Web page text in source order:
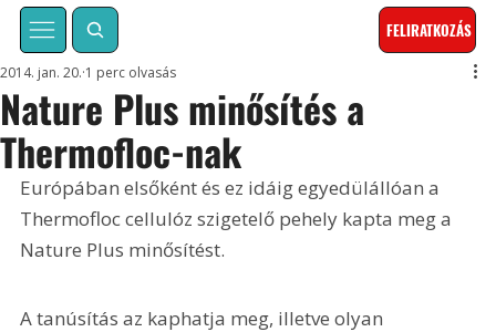
FELIRATKOZÁS
Nature Plus minősítés a
Thermofloc-nak
2014. jan. 20. 1 perc olvasás
Európában elsőként és ez idáig egyedülállóan a
Thermofloc cellulóz szigetelő pehely kapta meg a
Nature Plus minősítést.
A tanúsítás az kaphatja meg, illetve olyan